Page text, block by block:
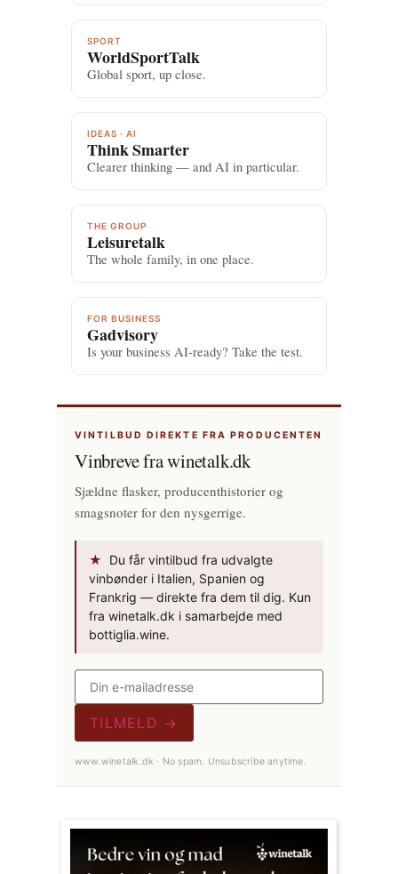
SPORT
WorldSportTalk
Global sport, up close.
IDEAS · AI
Think Smarter
Clearer thinking — and AI in particular.
THE GROUP
Leisuretalk
The whole family, in one place.
FOR BUSINESS
Gadvisory
Is your business AI-ready? Take the test.
VINTILBUD DIREKTE FRA PRODUCENTEN
Vinbreve fra winetalk.dk
Sjældne flasker, producenthistorier og
smagsnoter for den nysgerrige.
★
Du får vintilbud fra udvalgte
vinbønder i Italien, Spanien og
Frankrig — direkte fra dem til dig. Kun
fra winetalk.dk i samarbejde med
bottiglia.wine.
TILMELD →
www.winetalk.dk · No spam. Unsubscribe anytime.